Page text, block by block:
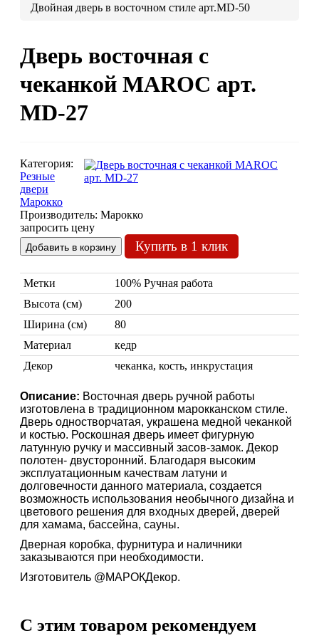
Люстры со стеклом
Марокканские светильники
Бра из мозаики
Бра со стеклом
Настольные лампы
Марокканские
Марокканские лампы
Мозаичные лампы
Лампы со стеклом
Торшеры
Марокканские
Торшеры Марокко
Двойная дверь в восточном стиле арт.MD-50
Дверь восточная с
чеканкой MAROC арт.
MD-27
Категория:
Резные
двери
Марокко
Производитель: Марокко
запросить цену
Купить в 1 клик
Метки
100% Ручная работа
Высота (см)
200
Ширина (см)
80
Материал
кедр
Декор
чеканка, кость, инкрустация
Описание: Восточная дверь ручной работы
изготовлена в традиционном марокканском стиле.
Дверь одностворчатая, украшена медной чеканкой
и костью. Роскошная дверь имеет фигурную
латунную ручку и массивный засов-замок. Декор
полотен- двусторонний. Благодаря высоким
эксплуатационным качествам латуни и
долговечности данного материала, создается
возможность использования необычного дизайна и
цветового решения для входных дверей, дверей
для хамама, бассейна, сауны.
Дверная коробка, фурнитура и наличники
заказываются при необходимости.
Изготовитель @МАРОКДекор.
C этим товаром рекомендуем